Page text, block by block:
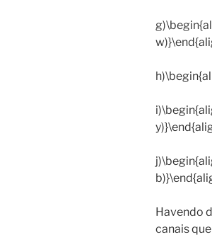
Havendo
canais